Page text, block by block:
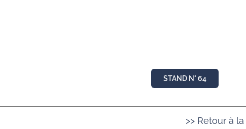
STAND N° 64
>> Retour à